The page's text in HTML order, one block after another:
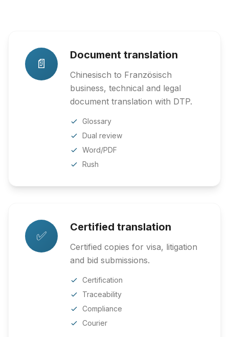
📄
Document translation
Chinesisch to Französisch
business, technical and legal
document translation with DTP.
Glossary
Dual review
Word/PDF
Rush
✅
Certified translation
Certified copies for visa, litigation
and bid submissions.
Certification
Traceability
Compliance
Courier